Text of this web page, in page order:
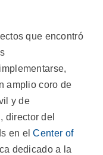
que encontró
amplio coro de
y de
director del
en elCenter of
dedicado a la